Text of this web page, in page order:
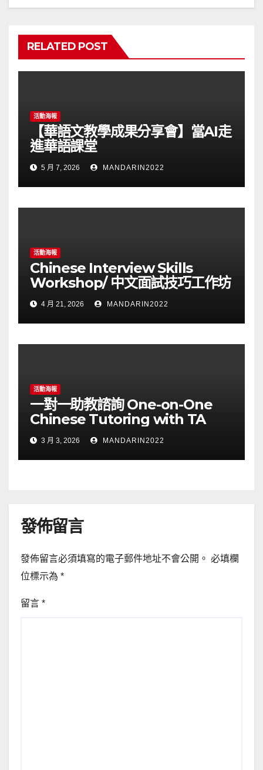
RELATED POST
活動海報
【華語文教學成果分享會】當AI走
進華語課堂
5 月 7, 2026 MANDARIN2022
活動海報
Chinese Interview Skills
Workshop/ 中文面試技巧工作坊
4 月 21, 2026 MANDARIN2022
活動海報
一對一助教諮詢 One-on-One
Chinese Tutoring with TA
3 月 3, 2026 MANDARIN2022
發佈留言
發佈留言必須填寫的電子郵件地址不會公開。 必填欄
位標示為 *
留言 *